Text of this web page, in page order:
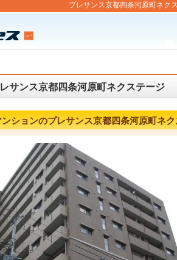
プレサンス京都四条河原町ネク
サンス京都四条河原町ネクステージ
ションのプレサンス京都四条河原町ネ